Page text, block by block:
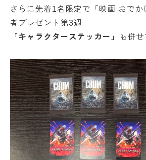
さらに先着1名限定で「映画 おで
者プレゼント第3週
「キャラクターステッカー」
も併